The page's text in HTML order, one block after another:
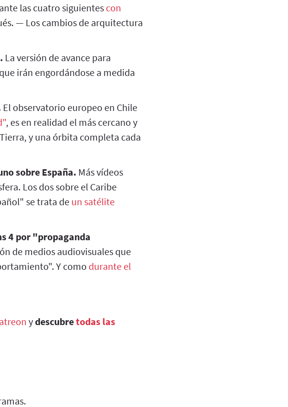
las cuatro siguientes con
— Los cambios de arquitectura
La versión de avance para
que irán engordándose a medida
El observatorio europeo en Chile
, es en realidad el más cercano y
y una órbita completa cada
sobre España. Más vídeos
Los dos sobre el Caribe
se trata de un satélite
4 por "propaganda
de medios audiovisuales que
Y como durante el
ydescubretodas las